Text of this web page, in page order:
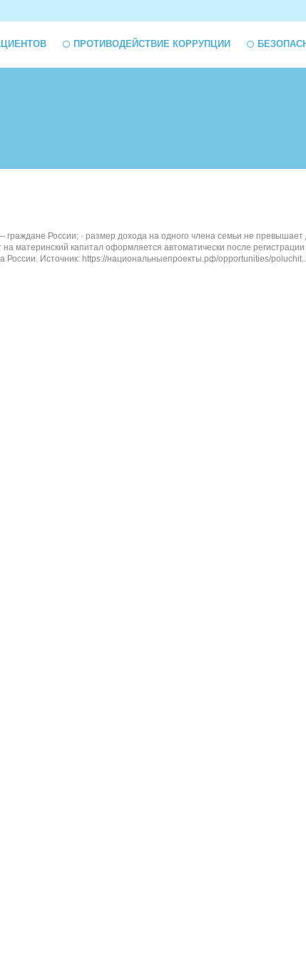
ПРОТИВОДЕЙСТВИЕ КОРРУПЦИИ
России; · размер дохода на одного члена семьи не
материнский капитал оформляется автоматически после
России. Источник: https://национальныепроекты.рф/opportunities/poluchit..